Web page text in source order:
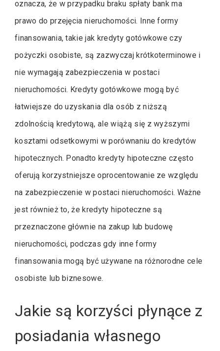
oznacza, że w przypadku braku spłaty bank ma
prawo do przejęcia nieruchomości. Inne formy
finansowania, takie jak kredyty gotówkowe czy
pożyczki osobiste, są zazwyczaj krótkoterminowe i
nie wymagają zabezpieczenia w postaci
nieruchomości. Kredyty gotówkowe mogą być
łatwiejsze do uzyskania dla osób z niższą
zdolnością kredytową, ale wiążą się z wyższymi
kosztami odsetkowymi w porównaniu do kredytów
hipotecznych. Ponadto kredyty hipoteczne często
oferują korzystniejsze oprocentowanie ze względu
na zabezpieczenie w postaci nieruchomości. Ważne
jest również to, że kredyty hipoteczne są
przeznaczone głównie na zakup lub budowę
nieruchomości, podczas gdy inne formy
finansowania mogą być używane na różnorodne cele
osobiste lub biznesowe.
Jakie są korzyści płynące z
posiadania własnego